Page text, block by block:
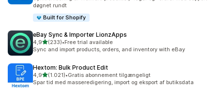
døgnet rundt
Built for Shopify
eBay Sync & Importer LionzApps
4,9ud af 5 stjerner
(233)
233 anmeldelser i alt
•Free trial available
Sync and import products, orders, and inventory with eBay
Hextom: Bulk Product Edit
4,9ud af 5 stjerner
(1.021)
1021 anmeldelser i alt
•Gratis abonnement tilgængeligt
Spar tid med masseredigering, import og eksport af butiksdata